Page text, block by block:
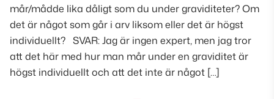
mår/mådde lika dåligt som du under graviditeter? Om
det är något som går i arv liksom eller det är högst
individuellt? SVAR: Jag är ingen expert, men jag tror
att det här med hur man mår under en graviditet är
högst individuellt och att det inte är något […]